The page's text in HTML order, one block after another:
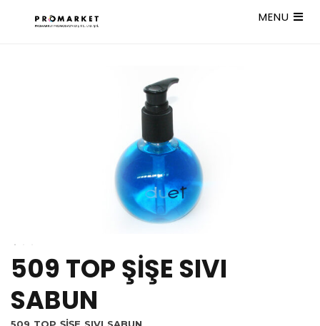
MENU
509 TOP ŞİŞE SIVI
SABUN
509 TOP ŞİŞE SIVI SABUN